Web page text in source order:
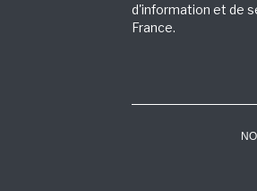
d'information et de
France.